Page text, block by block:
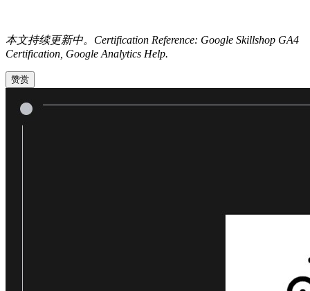
本文持续更新中。Certification Reference: Google Skillshop GA4
Certification, Google Analytics Help.
赞赏